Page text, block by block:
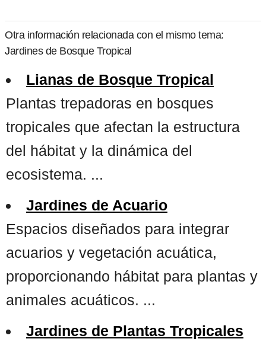
Otra información relacionada con el mismo tema:
Jardines de Bosque Tropical
Lianas de Bosque Tropical
Plantas trepadoras en bosques
tropicales que afectan la estructura
del hábitat y la dinámica del
ecosistema. ...
Jardines de Acuario
Espacios diseñados para integrar
acuarios y vegetación acuática,
proporcionando hábitat para plantas y
animales acuáticos. ...
Jardines de Plantas Tropicales